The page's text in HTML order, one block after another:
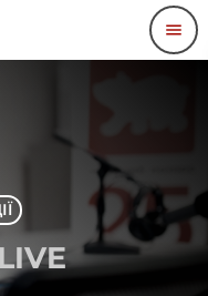
menu